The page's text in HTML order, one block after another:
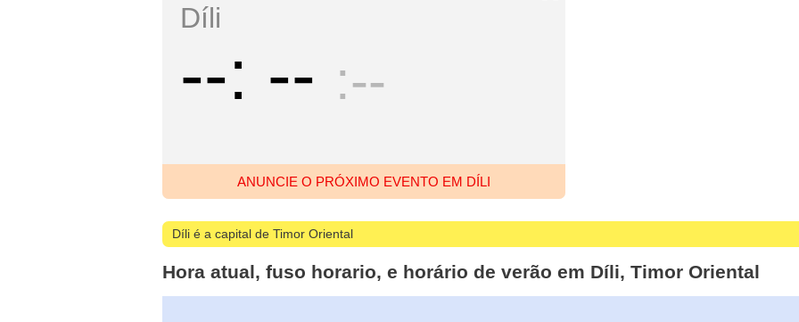
Díli
-- -- --
ANUNCIE O PRÓXIMO EVENTO EM DÍLI
Díli é a capital de Timor Oriental
Hora atual, fuso horario, e horário de verão em Díli, Timor Oriental